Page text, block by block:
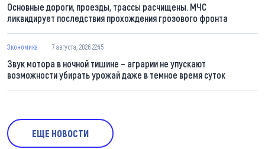
Основные дороги, проезды, трассы расчищены. МЧС
ликвидирует последствия прохождения грозового фронта
Экономика 7 августа, 2026 22:45
Звук мотора в ночной тишине – аграрии не упускают
возможности убирать урожай даже в темное время суток
ЕЩЕ НОВОСТИ